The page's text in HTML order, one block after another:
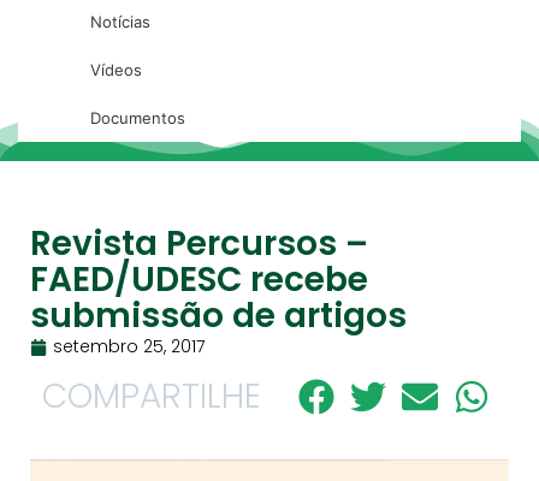
Notícias
Vídeos
Documentos
Revista Percursos –
FAED/UDESC recebe
submissão de artigos
setembro 25, 2017
COMPARTILHE